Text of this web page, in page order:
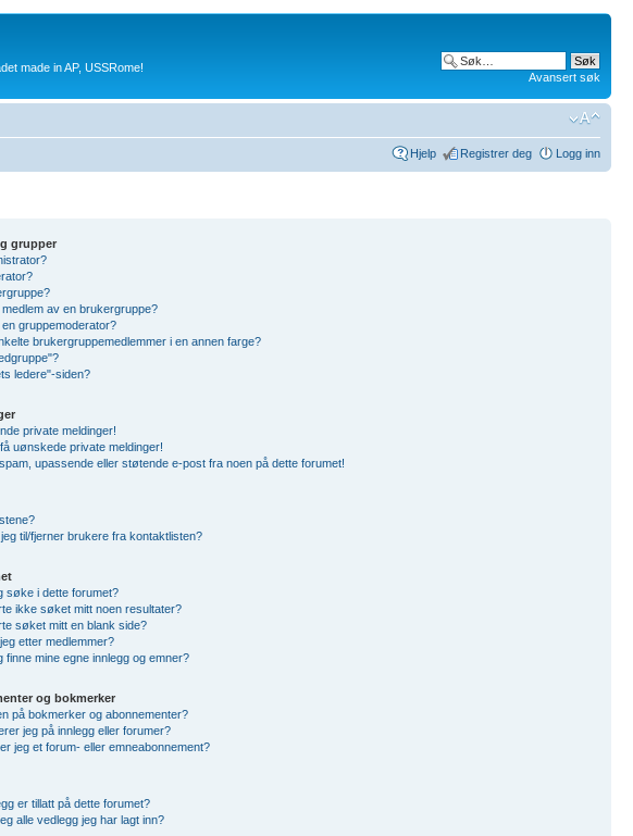
made in AP, USSRome!
Avansert søk
Hjelp Registrer deg Logg inn
grupper
av en brukergruppe?
gruppemoderator?
brukergruppemedlemmer i en annen farge?
ledere"-siden?
private meldinger!
uønskede private meldinger!
upassende eller støtende e-post fra noen på dette forumet!
til/fjerner brukere fra kontaktlisten?
søke i dette forumet?
ikke søket mitt noen resultater?
søket mitt en blank side?
etter medlemmer?
finne mine egne innlegg og emner?
og bokmerker
på bokmerker og abonnementer?
jeg på innlegg eller forumer?
jeg et forum- eller emneabonnement?
er tillatt på dette forumet?
alle vedlegg jeg har lagt inn?